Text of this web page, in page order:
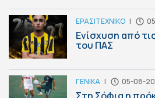
ΕΡΑΣΙΤΕΧΝΙΚΟ |
Ενίσχυση από
του ΠΑΣ
ΓΕΝΙΚΑ | 05-08-